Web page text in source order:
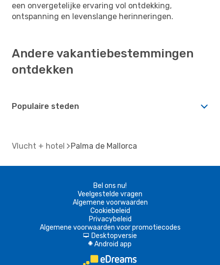
een onvergetelijke ervaring vol ontdekking,
ontspanning en levenslange herinneringen.
Andere vakantiebestemmingen
ontdekken
Populaire steden
Vlucht + hotel Palma de Mallorca
Bel ons nu!
Veelgestelde vragen
Algemene voorwaarden
Cookiebeleid
Privacybeleid
Algemene voorwaarden voor promotiecodes
d Desktopversie
A Android app